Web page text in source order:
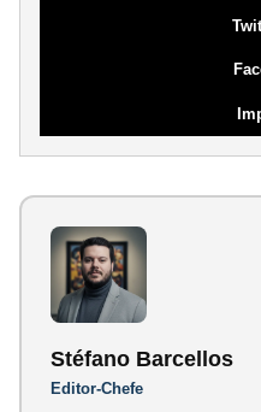
Stéfano Barcellos
Editor-Chefe